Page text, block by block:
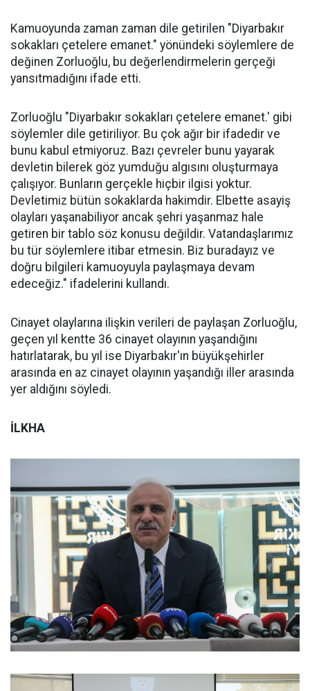
Kamuoyunda zaman zaman dile getirilen "Diyarbakır
sokakları çetelere emanet." yönündeki söylemlere de
değinen Zorluoğlu, bu değerlendirmelerin gerçeği
yansıtmadığını ifade etti.
Zorluoğlu "Diyarbakır sokakları çetelere emanet.' gibi
söylemler dile getiriliyor. Bu çok ağır bir ifadedir ve
bunu kabul etmiyoruz. Bazı çevreler bunu yayarak
devletin bilerek göz yumduğu algısını oluşturmaya
çalışıyor. Bunların gerçekle hiçbir ilgisi yoktur.
Devletimiz bütün sokaklarda hakimdir. Elbette asayiş
olayları yaşanabiliyor ancak şehri yaşanmaz hale
getiren bir tablo söz konusu değildir. Vatandaşlarımız
bu tür söylemlere itibar etmesin. Biz buradayız ve
doğru bilgileri kamuoyuyla paylaşmaya devam
edeceğiz." ifadelerini kullandı.
Cinayet olaylarına ilişkin verileri de paylaşan Zorluoğlu,
geçen yıl kentte 36 cinayet olayının yaşandığını
hatırlatarak, bu yıl ise Diyarbakır'ın büyükşehirler
arasında en az cinayet olayının yaşandığı iller arasında
yer aldığını söyledi.
İLKHA